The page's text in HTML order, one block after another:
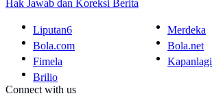
Hak Jawab dan Koreksi Berita
Liputan6
Merdeka
Bola.com
Bola.net
Fimela
Kapanlagi
Brilio
Connect with us